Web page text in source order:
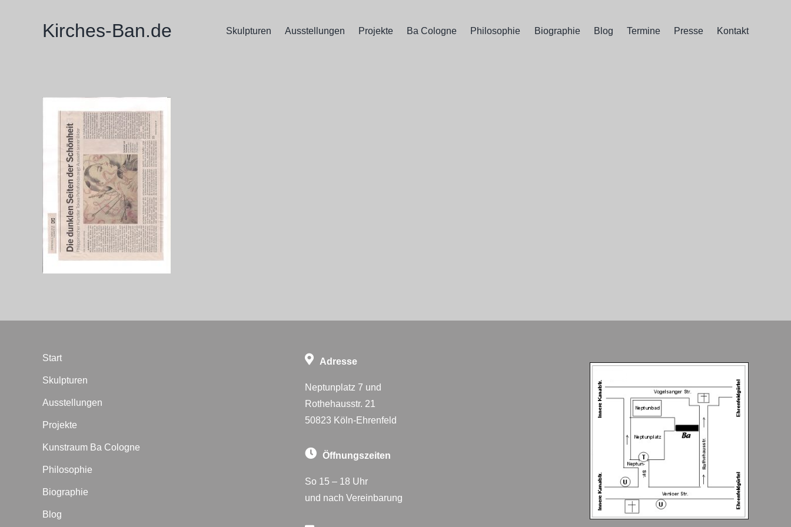
Kirches-Ban.de Skulpturen Ausstellungen Projekte Ba Cologne Philosophie Biographie Blog Termine Presse Kontakt
Start
Skulpturen
Ausstellungen
Projekte
Kunstraum Ba Cologne
Philosophie
Biographie
Blog
Adresse
Neptunplatz 7 und
Rothehausstr. 21
50823 Köln-Ehrenfeld
Öffnungszeiten
So 15 – 18 Uhr
und nach Vereinbarung